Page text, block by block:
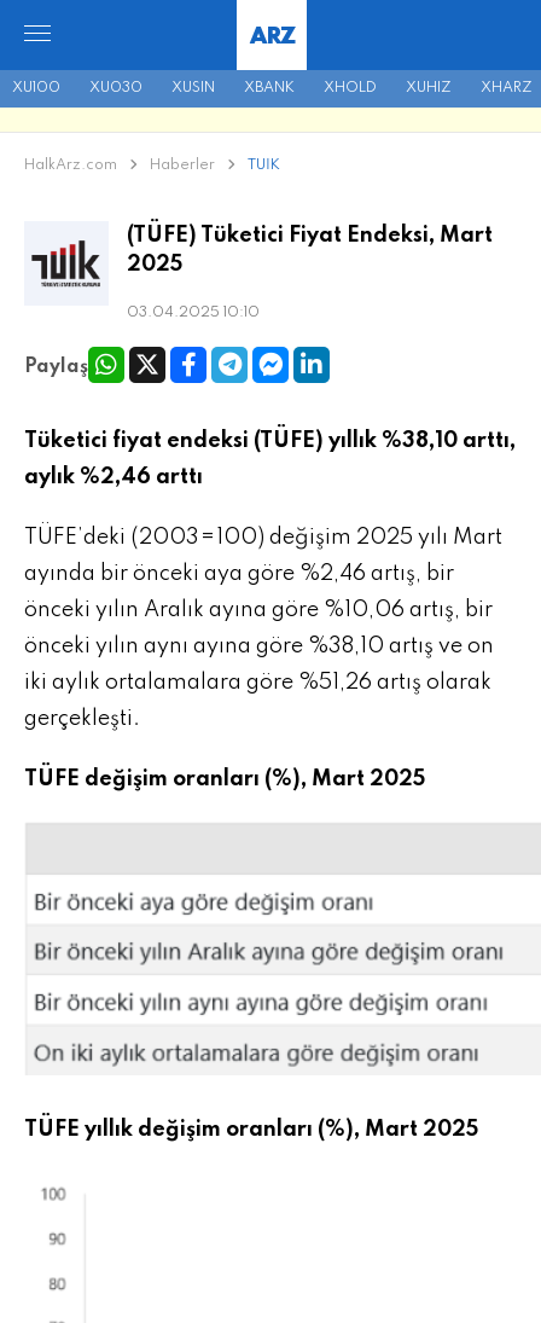
XU100 XU030 XUSIN XBANK XHOLD XUHIZ XHARZ
ARZ
HalkArz.com Haberler TÜİK
(TÜFE) Tüketici Fiyat Endeksi, Mart
2025
03.04.2025 10:10
Paylaş
Tüketici fiyat endeksi (TÜFE) yıllık %38,10 arttı,
aylık %2,46 arttı
TÜFE’deki (2003=100) değişim 2025 yılı Mart
ayında bir önceki aya göre %2,46 artış, bir
önceki yılın Aralık ayına göre %10,06 artış, bir
önceki yılın aynı ayına göre %38,10 artış ve on
iki aylık ortalamalara göre %51,26 artış olarak
gerçekleşti.
TÜFE değişim oranları (%), Mart 2025
TÜFE yıllık değişim oranları (%), Mart 2025